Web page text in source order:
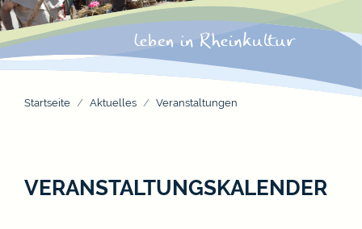
Startseite Aktuelles Veranstaltungen
VERANSTALTUNGSKALENDER